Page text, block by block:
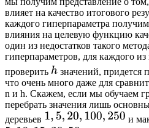
влияет на качество итогового
каждого гиперпараметра
влияния на целевую функцию
один из недостатков такого
гиперпараметров, для каждого
проверить
значений, придется
что очень много даже для
n и h. Скажем, если мы обучаем
перебрать значения лишь
деревьев
и